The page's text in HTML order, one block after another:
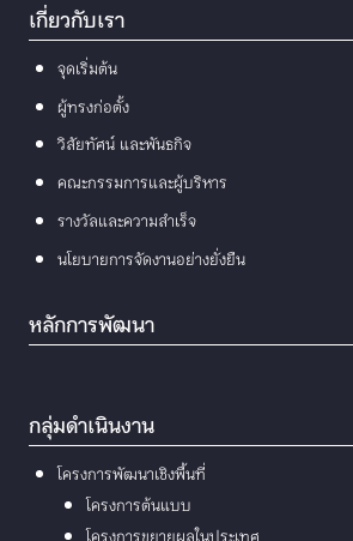
เกี่ยวกับเรา
จุดเริ่มต้น
ผู้ทรงก่อตั้ง
วิสัยทัศน์ และพันธกิจ
คณะกรรมการและผู้บริหาร
รางวัลและความสำเร็จ
นโยบายการจัดงานอย่างยั่งยืน
หลักการพัฒนา
กลุ่มดำเนินงาน
โครงการพัฒนาเชิงพื้นที่
โครงการต้นแบบ